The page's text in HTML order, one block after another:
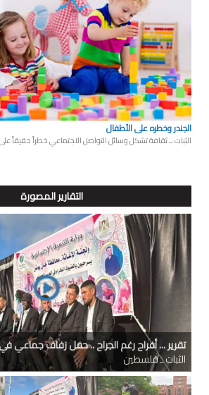
الجندر وخطره على الأطفال
الثبات ــ ثقافة تشكل وسائل التواصل الاجتماعي خطراً حقيقاً
التقارير المصورة
تقرير ... مخيمات تضامنية مع غزة .. الطلاب في
يواصلون احتجاجاتهم
الثبات ـ دولي